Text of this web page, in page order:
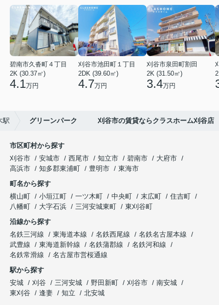
碧南市久沓町４丁目
2K (30.37㎡)
4.1万円
刈谷市池田町１丁目
2DK (39.60㎡)
4.7万円
刈谷市泉田町割田
2K (31.50㎡)
3.4万円
駅 グリーンパーク 刈谷市の賃貸ならクラスホーム刈谷店
市区町村から探す
刈谷市
安城市 西尾市 知立市 碧南市
大府市
高浜市
知多郡東浦町 豊明市
東海市
町名から探す
横山町
小垣江町 一ツ木町 中央町 末広町
住吉町
八幡町
大字石浜 三河安城東町
東刈谷町
沿線から探す
名鉄三河線
東海道本線 名鉄西尾線
名鉄名古屋本線
武豊線
東海道新幹線 名鉄蒲郡線
名鉄河和線
名鉄常滑線
名古屋市営桜通線
駅から探す
安城
刈谷 三河安城 野田新町 刈谷市
南安城
東刈谷
逢妻 知立 北安城